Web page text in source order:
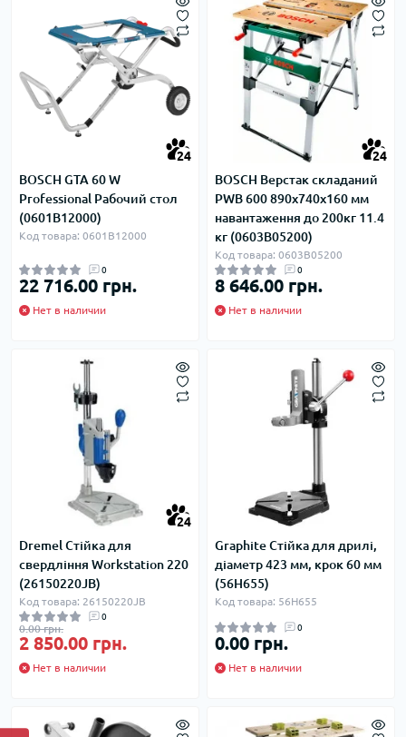
24
BOSCH GTA 60 W
Professional Рабочий стол
(0601B12000)
Код товара: 0601B12000
0
22 716.00 грн.
Нет в наличии
24
BOSCH Верстак складаний
PWB 600 890х740х160 мм
навантаження до 200кг 11.4
кг (0603B05200)
Код товара: 0603B05200
0
8 646.00 грн.
Нет в наличии
24
Dremel Стійка для
свердління Workstation 220
(26150220JB)
Код товара: 26150220JB
0
0.00 грн.
2 850.00 грн.
Нет в наличии
Graphite Стійка для дрилі,
діаметр 423 мм, крок 60 мм
(56H655)
Код товара: 56H655
0
0.00 грн.
Нет в наличии